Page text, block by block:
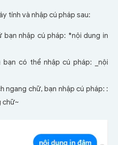
tính và nhập cú pháp sau:
bạn nhập cú pháp: *nội dung in
bạn có thể nhập cú pháp: _nội
ngang chữ, bạn nhập cú pháp: :
chữ~